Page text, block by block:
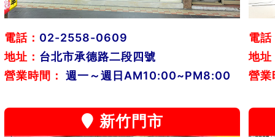
電話： 02-2558-0609
地址： 台北市承德路二段四號
營業時間：
週一～週日AM10:00~PM8:00
電話
地址
營業
新竹門市